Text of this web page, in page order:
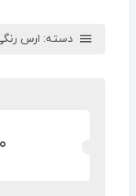
دسته: ارس